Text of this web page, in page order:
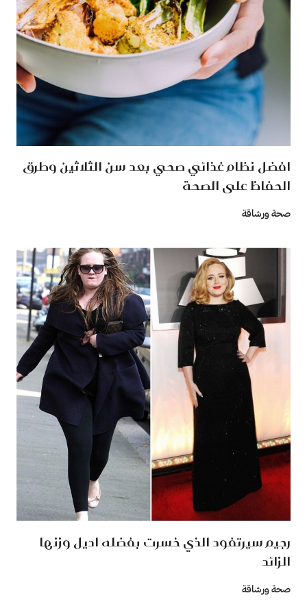
افضل نظام غذائي صحي بعد سن الثلاثين وطرق
الحفاظ على الصحة
صحة ورشاقة
رجيم سيرتفود الذي خسرت بفضله اديل وزنها
الزائد
صحة ورشاقة